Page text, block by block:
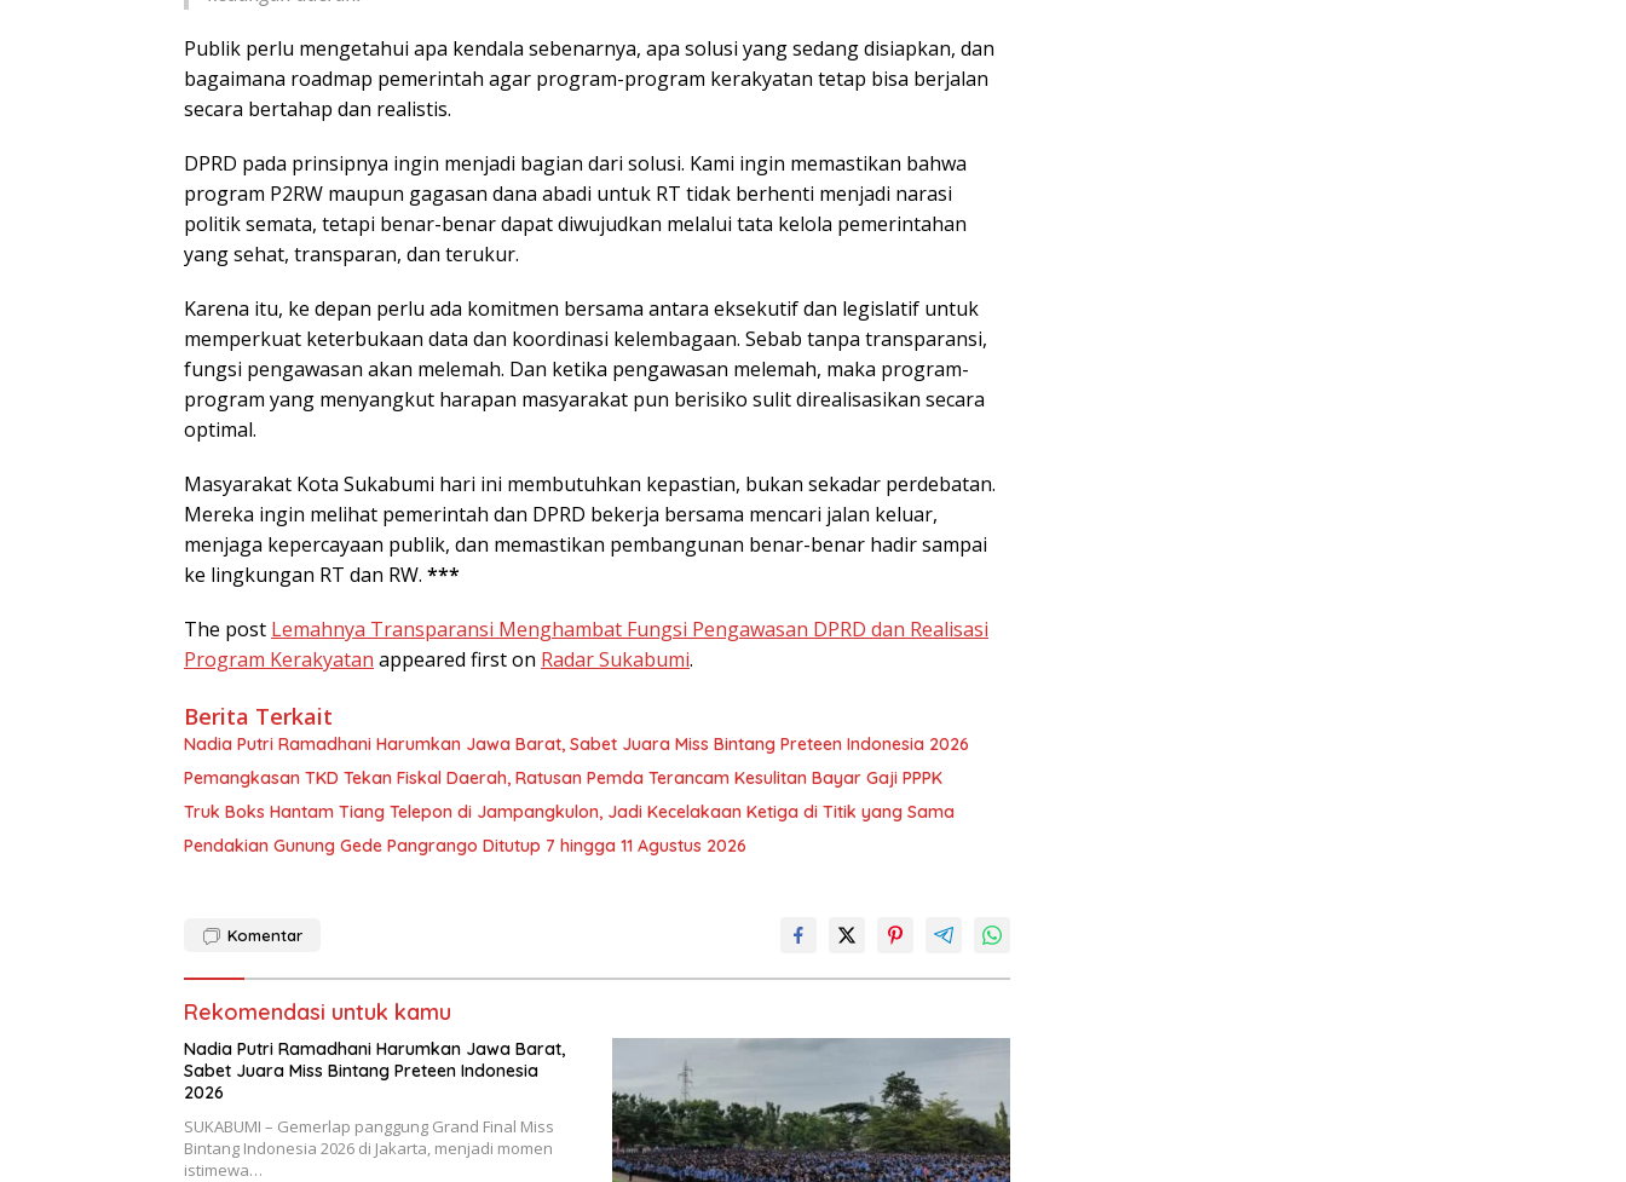
Publik perlu mengetahui apa kendala sebenarnya, apa solusi yang sedang disiapkan, dan
bagaimana roadmap pemerintah agar program-program kerakyatan tetap bisa berjalan
secara bertahap dan realistis.
DPRD pada prinsipnya ingin menjadi bagian dari solusi. Kami ingin memastikan bahwa
program P2RW maupun gagasan dana abadi untuk RT tidak berhenti menjadi narasi
politik semata, tetapi benar-benar dapat diwujudkan melalui tata kelola pemerintahan
yang sehat, transparan, dan terukur.
Karena itu, ke depan perlu ada komitmen bersama antara eksekutif dan legislatif untuk
memperkuat keterbukaan data dan koordinasi kelembagaan. Sebab tanpa transparansi,
fungsi pengawasan akan melemah. Dan ketika pengawasan melemah, maka program-
program yang menyangkut harapan masyarakat pun berisiko sulit direalisasikan secara
optimal.
Masyarakat Kota Sukabumi hari ini membutuhkan kepastian, bukan sekadar perdebatan.
Mereka ingin melihat pemerintah dan DPRD bekerja bersama mencari jalan keluar,
menjaga kepercayaan publik, dan memastikan pembangunan benar-benar hadir sampai
ke lingkungan RT dan RW. ***
The post Lemahnya Transparansi Menghambat Fungsi Pengawasan DPRD dan Realisasi
Program Kerakyatan appeared first on Radar Sukabumi.
Berita Terkait
Nadia Putri Ramadhani Harumkan Jawa Barat, Sabet Juara Miss Bintang Preteen Indonesia 2026
Pemangkasan TKD Tekan Fiskal Daerah, Ratusan Pemda Terancam Kesulitan Bayar Gaji PPPK
Truk Boks Hantam Tiang Telepon di Jampangkulon, Jadi Kecelakaan Ketiga di Titik yang Sama
Pendakian Gunung Gede Pangrango Ditutup 7 hingga 11 Agustus 2026
Komentar
Rekomendasi untuk kamu
Nadia Putri Ramadhani Harumkan Jawa Barat,
Sabet Juara Miss Bintang Preteen Indonesia
2026
SUKABUMI – Gemerlap panggung Grand Final Miss
Bintang Indonesia 2026 di Jakarta, menjadi momen
istimewa…